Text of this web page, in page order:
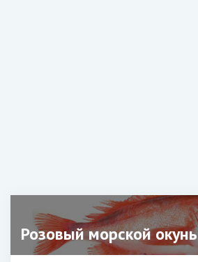
Розовый морской окунь